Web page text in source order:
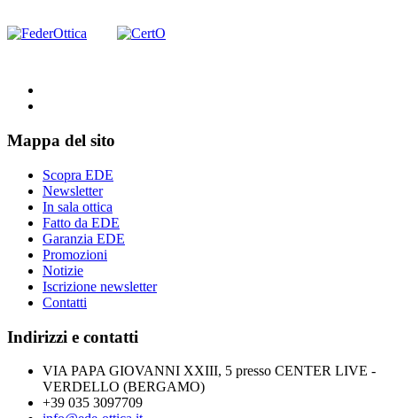
Mappa del sito
Scopra EDE
Newsletter
In sala ottica
Fatto da EDE
Garanzia EDE
Promozioni
Notizie
Iscrizione newsletter
Contatti
Indirizzi e contatti
VIA PAPA GIOVANNI XXIII, 5 presso CENTER LIVE -
VERDELLO (BERGAMO)
+39 035 3097709